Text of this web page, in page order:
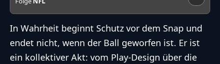
In Wahrheit beginnt Schutz vor dem Snap und
endet nicht, wenn der Ball geworfen ist. Er ist
ein kollektiver Akt: vom Play-Design über die